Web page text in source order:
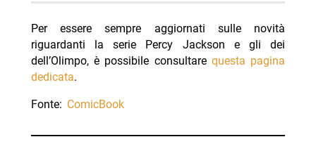
Per essere sempre aggiornati sulle novità
riguardanti la serie Percy Jackson e gli dei
dell’Olimpo, è possibile consultare questa pagina
dedicata.
Fonte: ComicBook